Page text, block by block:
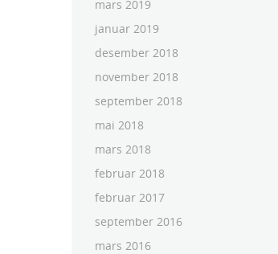
mars 2019
januar 2019
desember 2018
november 2018
september 2018
mai 2018
mars 2018
februar 2018
februar 2017
september 2016
mars 2016